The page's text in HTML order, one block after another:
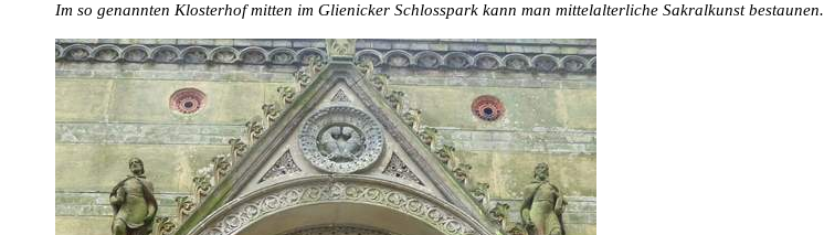
Im so genannten Klosterhof mitten im Glienicker Schlosspark kann man mittelalterliche Sakralkunst bestaunen.